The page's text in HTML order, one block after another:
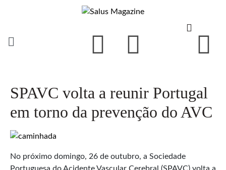
SPAVC volta a reunir Portugal
em torno da prevenção do AVC
No próximo domingo, 26 de outubro, a Sociedade